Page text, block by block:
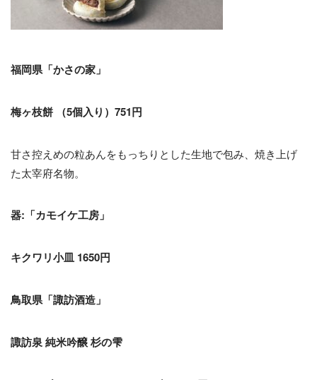
福岡県「かさの家」
梅ヶ枝餅 （5個入り）751円
甘さ控えめの粒あんをもっちりとした生地で包み、焼き上げ
た太宰府名物。
器:「カモイケ工房」
キクワリ小皿 1650円
鳥取県「諏訪酒造」
諏訪泉 純米吟醸 杉の雫